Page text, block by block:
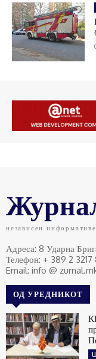
независен
Адреса: 8 Ударна
Телефон: + 389 2 3217
Email: info @
ОД УРЕДНИКОТ